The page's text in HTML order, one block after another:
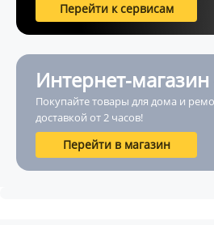
Перейти к сервисам
Интернет-
Покупайте товары для дома и
доставкой от 2 часов!
Перейти в магазин